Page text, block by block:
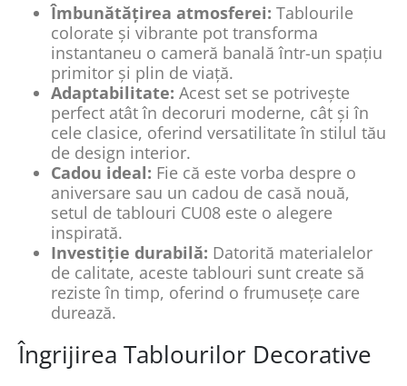
Îmbunătățirea atmosferei: Tablourile
colorate și vibrante pot transforma
instantaneu o cameră banală într-un spațiu
primitor și plin de viață.
Adaptabilitate: Acest set se potrivește
perfect atât în decoruri moderne, cât și în
cele clasice, oferind versatilitate în stilul tău
de design interior.
Cadou ideal: Fie că este vorba despre o
aniversare sau un cadou de casă nouă,
setul de tablouri CU08 este o alegere
inspirată.
Investiție durabilă: Datorită materialelor
de calitate, aceste tablouri sunt create să
reziste în timp, oferind o frumusețe care
durează.
Îngrijirea Tablourilor Decorative